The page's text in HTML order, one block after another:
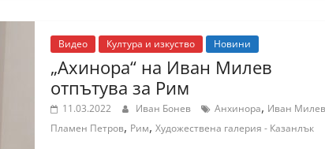
Видео Култура и изкуство Новини
„Ахинора“ на Иван Милев
отпътува за Рим
11.03.2022 Иван Бонев Анхинора, Иван Милев
Пламен Петров, Рим, Художествена галерия - Казанлък